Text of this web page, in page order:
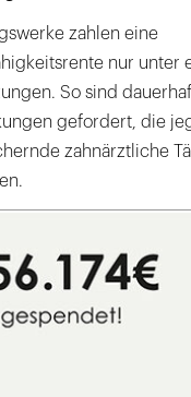
zahlen eine
nur unter
So sind
gefordert, die
zahnärztliche